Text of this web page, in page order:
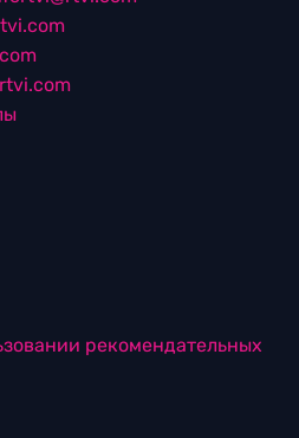
рекомендательных